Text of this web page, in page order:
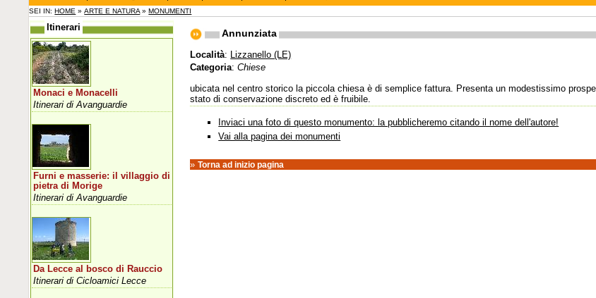
SEI IN:HOME »ARTE E NATURA »MONUMENTI
Annunziata
Località: Lizzanello (LE)
Categoria:Chiese
ubicata nel centro storico la piccola chiesa è di semplice fattura. Presenta un modestissimo
stato di conservazione discreto ed è fruibile.
Inviaci una foto di questo monumento: la pubblicheremo citando il nome dell'autore!
Vai alla pagina dei monumenti
»Torna ad inizio pagina
Itinerari
Monaci e Monacelli
Itinerari di Avanguardie
Furni e masserie: il villaggio di
pietra di Morige
Itinerari di Avanguardie
Da Lecce al bosco di Rauccio
Itinerari di Cicloamici Lecce